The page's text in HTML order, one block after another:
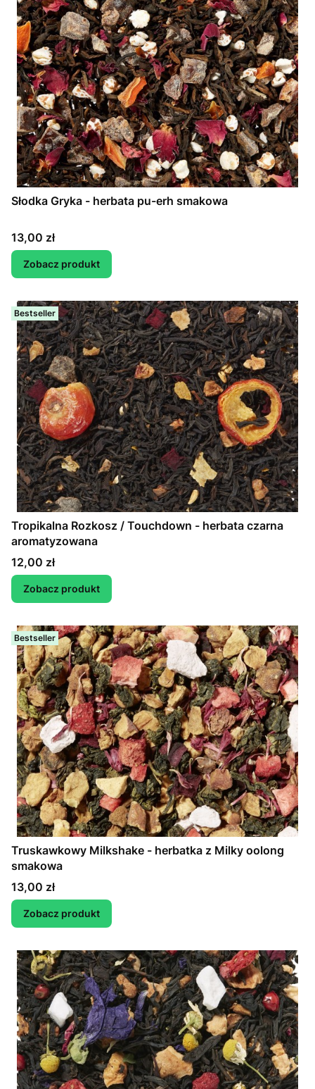
Słodka Gryka - herbata pu-erh smakowa
Cena
13,00 zł
Zobacz produkt
Bestseller
Tropikalna Rozkosz / Touchdown - herbata czarna
aromatyzowana
Cena
12,00 zł
Zobacz produkt
Bestseller
Truskawkowy Milkshake - herbatka z Milky oolong
smakowa
Cena
13,00 zł
Zobacz produkt